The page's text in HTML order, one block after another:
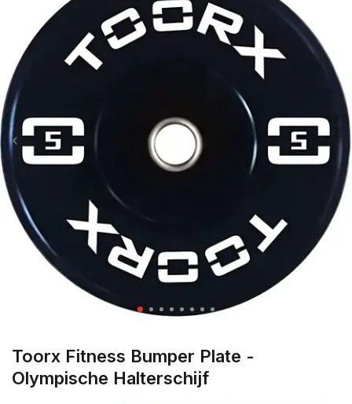
Toorx Fitness Bumper Plate -
Olympische Halterschijf